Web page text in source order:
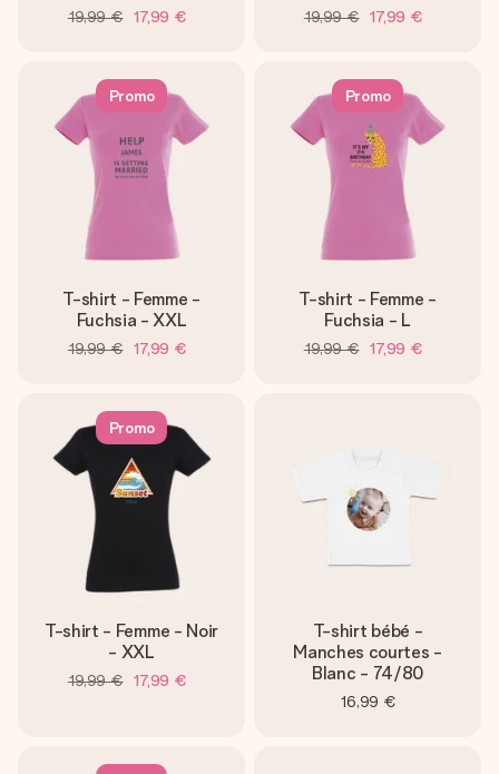
19,99 € 17,99 € 19,99 € 17,99 €
Promo
T-shirt - Femme -
Fuchsia - XXL
19,99 € 17,99 €
Promo
T-shirt - Femme -
Fuchsia - L
19,99 € 17,99 €
Promo
T-shirt - Femme - Noir
- XXL
19,99 € 17,99 €
T-shirt bébé -
Manches courtes -
Blanc - 74/80
16,99 €